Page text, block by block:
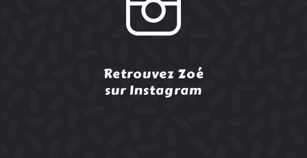
Retrouvez Zoé
sur Instagram